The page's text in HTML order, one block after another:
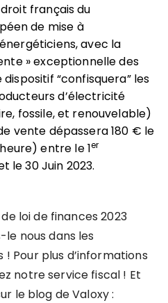
français du
de mise à
avec la
» exceptionnelle des
“confisquera” les
d’électricité
fossile, et renouvelable)
vente dépassera 180 € le
entre le 1er
le 30 Juin 2023.
loi de finances 2023
le nous dans les
Pour plus d’informations
notre service fiscal ! Et
le blog de Valoxy :